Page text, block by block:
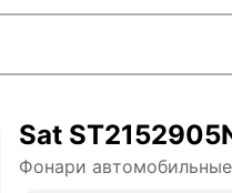
Sat
Фонари автомобильные